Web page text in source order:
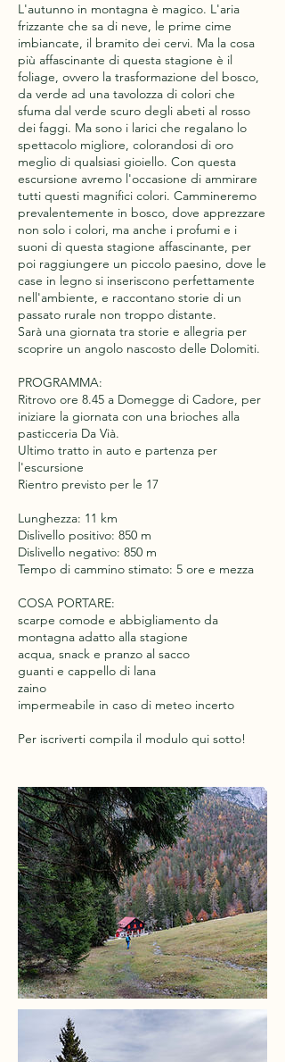
L'autunno in montagna è magico. L'aria
frizzante che sa di neve, le prime cime
imbiancate, il bramito dei cervi. Ma la cosa
più affascinante di questa stagione è il
foliage, ovvero la trasformazione del bosco,
da verde ad una tavolozza di colori che
sfuma dal verde scuro degli abeti al rosso
dei faggi. Ma sono i larici che regalano lo
spettacolo migliore, colorandosi di oro
meglio di qualsiasi gioiello. Con questa
escursione avremo l'occasione di ammirare
tutti questi magnifici colori. Cammineremo
prevalentemente in bosco, dove apprezzare
non solo i colori, ma anche i profumi e i
suoni di questa stagione affascinante, per
poi raggiungere un piccolo paesino, dove le
case in legno si inseriscono perfettamente
nell'ambiente, e raccontano storie di un
passato rurale non troppo distante.
Sarà una giornata tra storie e allegria per
scoprire un angolo nascosto delle Dolomiti.
PROGRAMMA:
Ritrovo ore 8.45 a Domegge di Cadore, per
iniziare la giornata con una brioches alla
pasticceria Da Vià.
Ultimo tratto in auto e partenza per
l'escursione
Rientro previsto per le 17
Lunghezza: 11 km
Dislivello positivo: 850 m
Dislivello negativo: 850 m
Tempo di cammino stimato: 5 ore e mezza
COSA PORTARE:
scarpe comode e abbigliamento da
montagna adatto alla stagione
acqua, snack e pranzo al sacco
guanti e cappello di lana
zaino
impermeabile in caso di meteo incerto
Per iscriverti compila il modulo qui sotto!